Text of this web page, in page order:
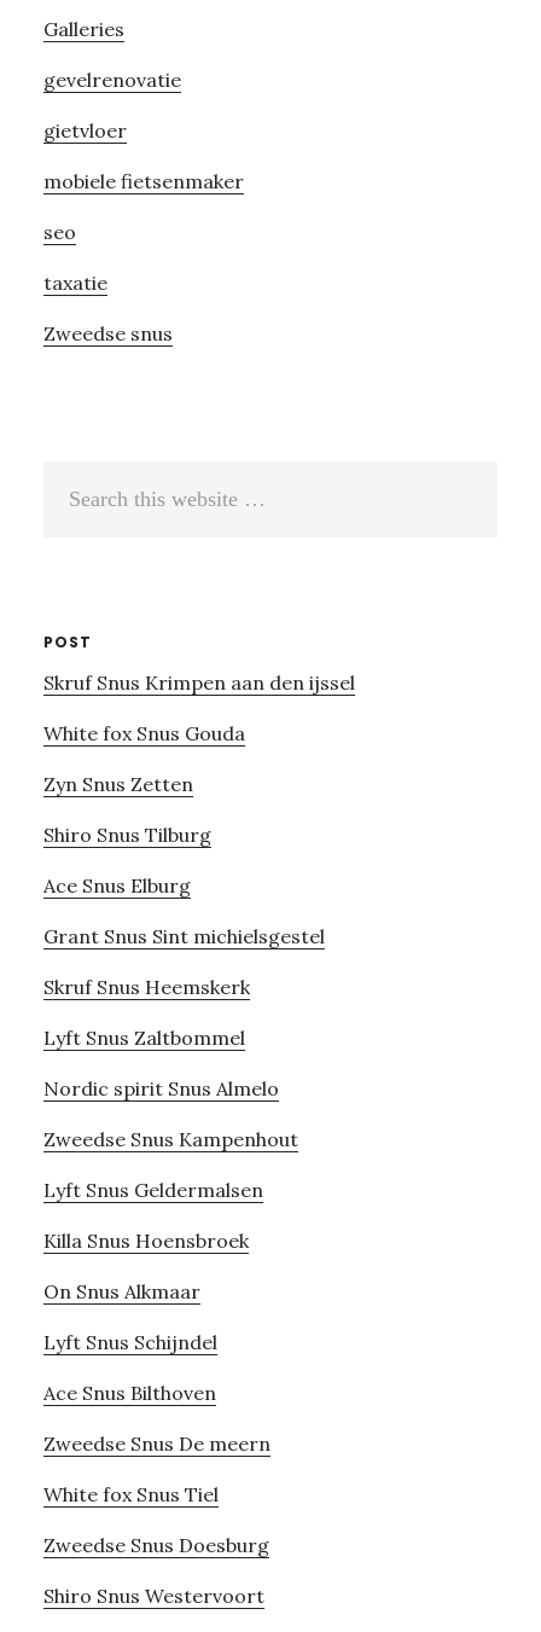
Galleries
gevelrenovatie
gietvloer
mobiele fietsenmaker
seo
taxatie
Zweedse snus
POST
Skruf Snus Krimpen aan den ijssel
White fox Snus Gouda
Zyn Snus Zetten
Shiro Snus Tilburg
Ace Snus Elburg
Grant Snus Sint michielsgestel
Skruf Snus Heemskerk
Lyft Snus Zaltbommel
Nordic spirit Snus Almelo
Zweedse Snus Kampenhout
Lyft Snus Geldermalsen
Killa Snus Hoensbroek
On Snus Alkmaar
Lyft Snus Schijndel
Ace Snus Bilthoven
Zweedse Snus De meern
White fox Snus Tiel
Zweedse Snus Doesburg
Shiro Snus Westervoort